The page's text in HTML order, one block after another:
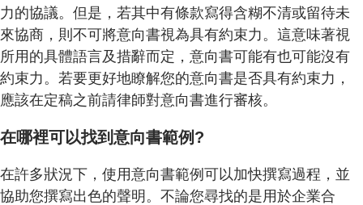
力的協議。但是，若其中有條款寫得含糊不清或留待未
來協商，則不可將意向書視為具有約束力。這意味著視
所用的具體語言及措辭而定，意向書可能有也可能沒有
約束力。若要更好地瞭解您的意向書是否具有約束力，
應該在定稿之前請律師對意向書進行審核。
在哪裡可以找到意向書範例?
在許多狀況下，使用意向書範例可以加快撰寫過程，並
協助您撰寫出色的聲明。不論您尋找的是用於企業合